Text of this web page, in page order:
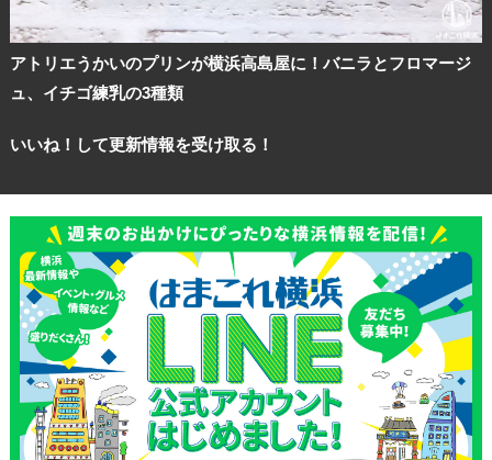
アトリエうかいのプリンが横浜高島屋に！バニラとフロマージ
ュ、イチゴ練乳の3種類
いいね！して更新情報を受け取る！
ブログ記事
サイトについて